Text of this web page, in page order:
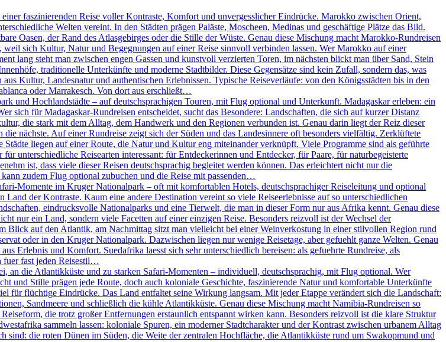
faszinierenden Reise voller Kontraste, Komfort und unvergesslicher Eindrücke. Marokko zwischen Orient,
Welten vereint. In den Städten prägen Paläste, Moscheen, Medinas und geschäftige Plätze das Bild.
Oasen, der Rand des Atlasgebirges oder die Stille der Wüste. Genau diese Mischung macht Marokko-Rundreisen
sich Kultur, Natur und Begegnungen auf einer Reise sinnvoll verbinden lassen. Wer Marokko auf einer
lang steht man zwischen engen Gassen und kunstvoll verzierten Toren, im nächsten blickt man über Sand, Stein
traditionelle Unterkünfte und moderne Stadtbilder. Diese Gegensätze sind kein Zufall, sondern das, was
Kultur, Landesnatur und authentischen Erlebnissen. Typische Reiseverläufe: von den Königsstädten bis in den
oder Marrakesch. Von dort aus erschließt…
und Hochlandstädte – auf deutschsprachigen Touren, mit Flug optional und Unterkunft. Madagaskar erleben: ein
sich für Madagaskar-Rundreisen entscheidet, sucht das Besondere: Landschaften, die sich auf kurzer Distanz
die stark mit dem Alltag, dem Handwerk und den Regionen verbunden ist. Genau darin liegt der Reiz dieser
nächste. Auf einer Rundreise zeigt sich der Süden und das Landesinnere oft besonders vielfältig. Zerklüftete
liegen auf einer Route, die Natur und Kultur eng miteinander verknüpft. Viele Programme sind als geführte
unterschiedliche Reisearten interessant: für Entdeckerinnen und Entdecker, für Paare, für naturbegeisterte
ist, dass viele dieser Reisen deutschsprachig begleitet werden können. Das erleichtert nicht nur die
zudem Flug optional zubuchen und die Reise mit passenden…
Momente im Kruger Nationalpark – oft mit komfortablen Hotels, deutschsprachiger Reiseleitung und optional
der Kontraste. Kaum eine andere Destination vereint so viele Reiseerlebnisse auf so unterschiedlichen
eindrucksvolle Nationalparks und eine Tierwelt, die man in dieser Form nur aus Afrika kennt. Genau diese
nur ein Land, sondern viele Facetten auf einer einzigen Reise. Besonders reizvoll ist der Wechsel der
Blick auf den Atlantik, am Nachmittag sitzt man vielleicht bei einer Weinverkostung in einer stilvollen Region rund
oder in den Kruger Nationalpark. Dazwischen liegen nur wenige Reisetage, aber gefuehlt ganze Welten. Genau
Erlebnis und Komfort. Suedafrika laesst sich sehr unterschiedlich bereisen: als gefuehrte Rundreise, als
fuer fast jeden Reisestil…
an die Atlantikküste und zu starken Safari-Momenten – individuell, deutschsprachig, mit Flug optional. Wer
und Stille prägen jede Route, doch auch koloniale Geschichte, faszinierende Natur und komfortable Unterkünfte
für flüchtige Eindrücke. Das Land entfaltet seine Wirkung langsam. Mit jeder Etappe verändert sich die Landschaft:
Sandmeere und schließlich die kühle Atlantikküste. Genau diese Mischung macht Namibia-Rundreisen so
die trotz großer Entfernungen erstaunlich entspannt wirken kann. Besonders reizvoll ist die klare Struktur
sammeln lassen: koloniale Spuren, ein moderner Stadtcharakter und der Kontrast zwischen urbanem Alltag
die roten Dünen im Süden, die Weite der zentralen Hochfläche, die Atlantikküste rund um Swakopmund und